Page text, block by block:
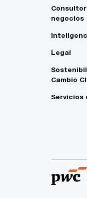
negocios
Legal
Cambio
Servicios